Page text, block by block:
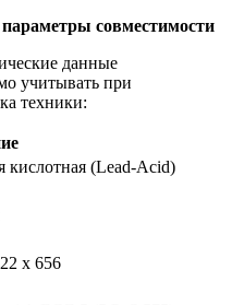
совместимости
данные
учитывать при
техники:
кислотная (Lead-Acid)
x 656